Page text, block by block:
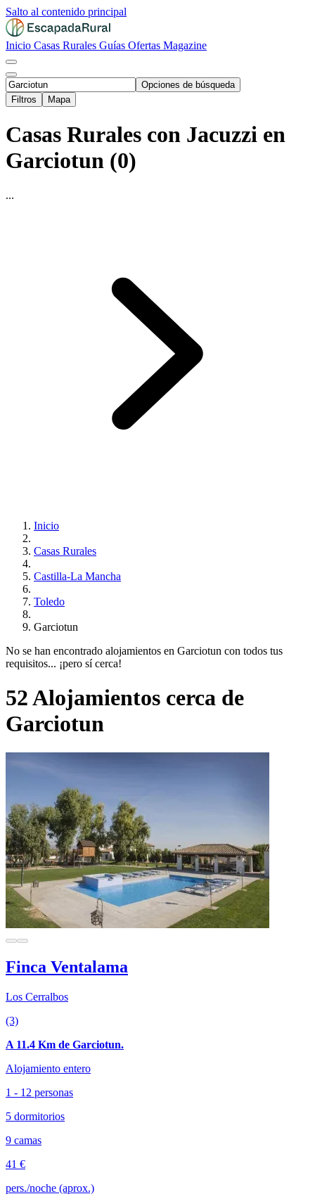
Salto al contenido principal
Inicio Casas Rurales Guías Ofertas Magazine
Opciones de búsqueda
Filtros
Mapa
Casas Rurales con Jacuzzi en
Garciotun (0)
...
Inicio
Casas Rurales
Castilla-La Mancha
Toledo
Garciotun
No se han encontrado alojamientos en Garciotun con todos tus
requisitos... ¡pero sí cerca!
52 Alojamientos cerca de
Garciotun
Finca Ventalama
Los Cerralbos
(3)
A 11.4 Km de Garciotun.
Alojamiento entero
1 - 12 personas
5 dormitorios
9 camas
41 €
pers./noche (aprox.)